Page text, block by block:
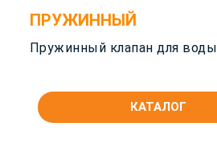
ПРУЖИННЫЙ
Пружинный клапан для воды
КАТАЛОГ